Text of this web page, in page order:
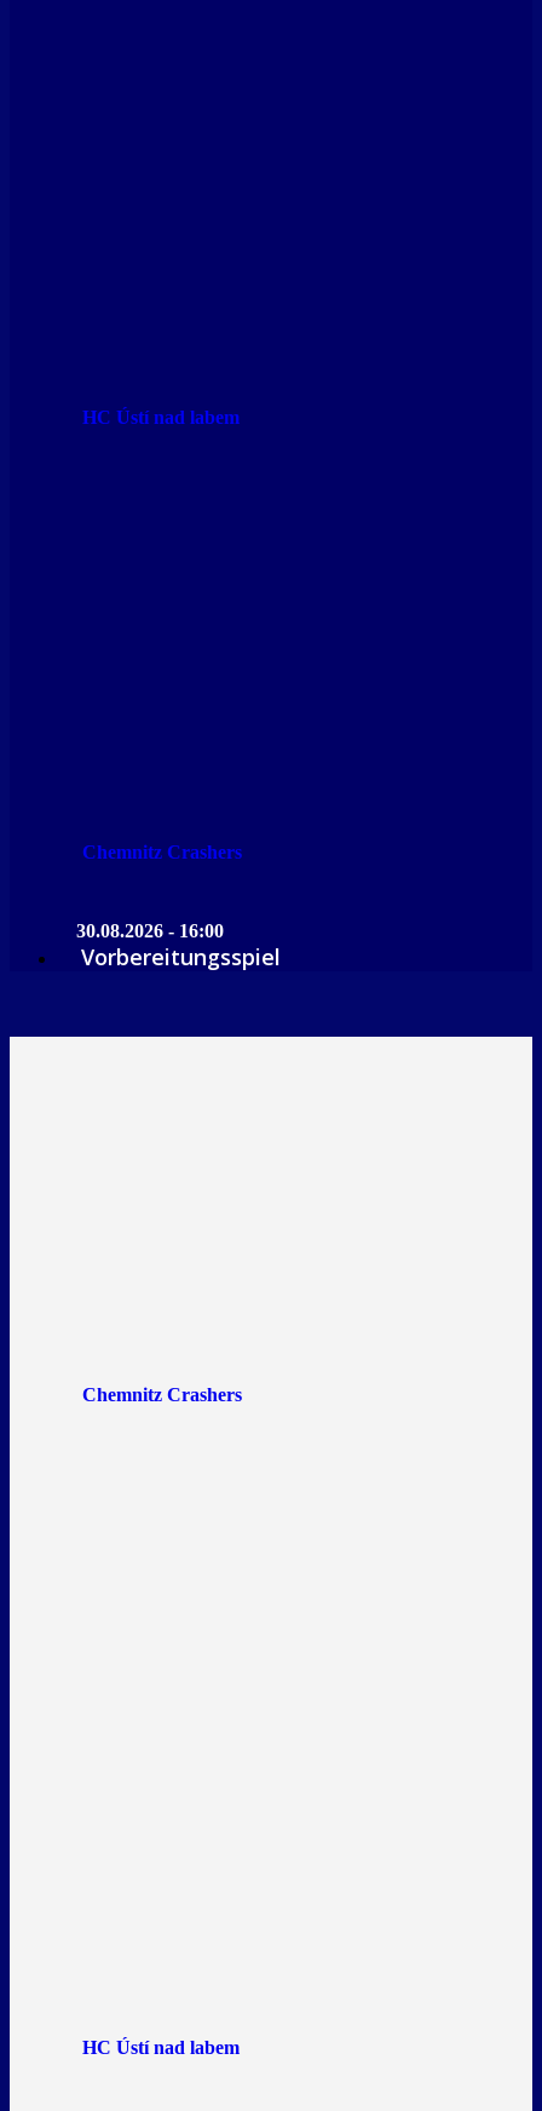
HC Ústí nad labem
Chemnitz Crashers
30.08.2026 - 16:00
Vorbereitungsspiel
Chemnitz Crashers
HC Ústí nad labem